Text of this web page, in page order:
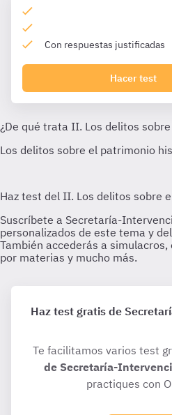
Con respuestas justificadas
Hacer test
Haz test gratis de
Te facilitamos varios test
de Secretaría-
practiques con